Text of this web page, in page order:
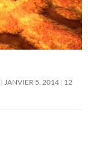
JANVIER 5, 2014 12